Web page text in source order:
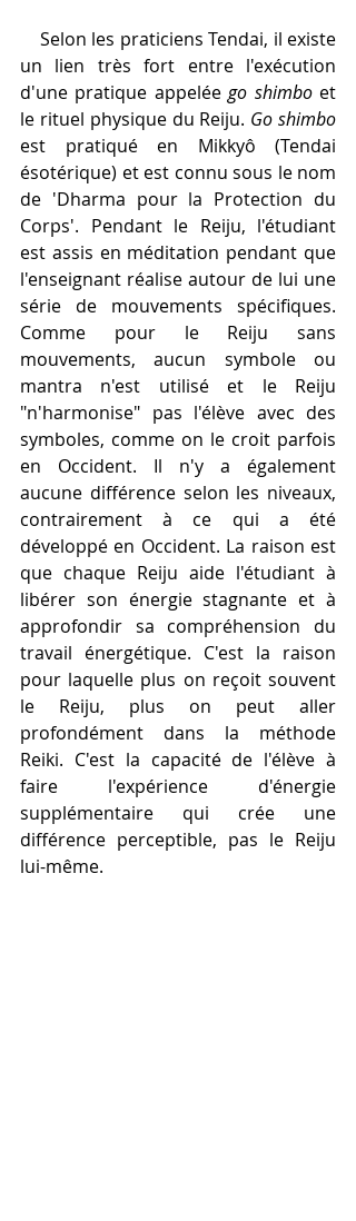
un lien très fort entre l'exécution
d'une pratique appelée go shimbo et
le rituel physique du Reiju. Go shimbo
est pratiqué en Mikkyô (Tendai
ésotérique) et est connu sous le nom
de 'Dharma pour la Protection du
Corps'. Pendant le Reiju, l'étudiant
est assis en méditation pendant que
l'enseignant réalise autour de lui une
série de mouvements spécifiques.
Comme pour le Reiju sans
mouvements, aucun symbole ou
mantra n'est utilisé et le Reiju
"n'harmonise" pas l'élève avec des
symboles, comme on le croit parfois
en Occident. Il n'y a également
aucune différence selon les niveaux,
contrairement à ce qui a été
développé en Occident. La raison est
que chaque Reiju aide l'étudiant à
libérer son énergie stagnante et à
approfondir sa compréhension du
travail énergétique. C'est la raison
pour laquelle plus on reçoit souvent
le Reiju, plus on peut aller
profondément dans la méthode
Reiki. C'est la capacité de l'élève à
faire l'expérience d'énergie
supplémentaire qui crée une
différence perceptible, pas le Reiju
lui-même.